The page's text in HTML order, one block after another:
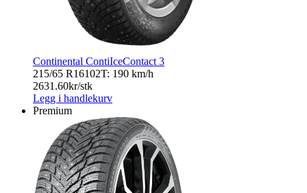
Continental ContiIceContact 3
215/65 R16102T: 190 km/h
2631.60kr/stk
Legg i handlekurv
Premium